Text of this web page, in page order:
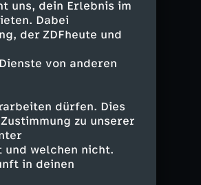
uns, dein Erlebnis im
Dabei
der ZDFheute und
von anderen
dürfen. Dies
zu unserer
und welchen nicht.
in deinen
mehr in
selbst
sie
in ihrer
Kinder
Gegenden
jedem